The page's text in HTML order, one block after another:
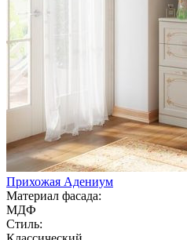
Прихожая Адениум
Материал фасада:
МДФ
Стиль: